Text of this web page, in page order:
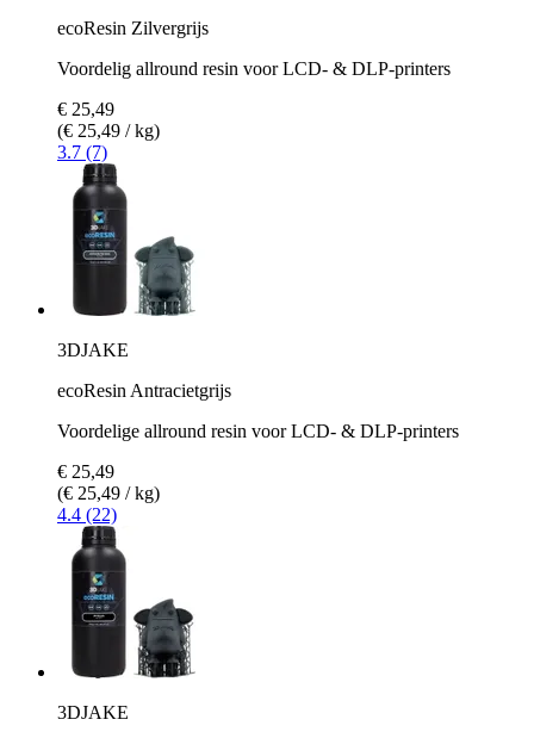
ecoResin Zilvergrijs
Voordelig allround resin voor LCD- & DLP-printers
€ 25,49
(€ 25,49 / kg)
3.7 (7)
3DJAKE
ecoResin Antracietgrijs
Voordelige allround resin voor LCD- & DLP-printers
€ 25,49
(€ 25,49 / kg)
4.4 (22)
3DJAKE